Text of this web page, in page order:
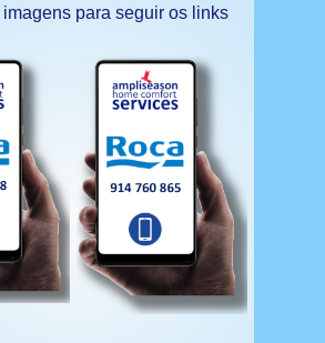
para seguir os links